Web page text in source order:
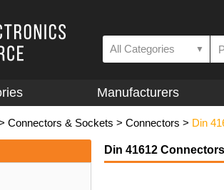
All Categories ▼
Manufacturers
Connectors & Sockets > Connectors > Din
Din 41612 Connectors